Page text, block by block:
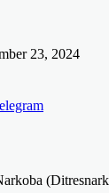
23, 2024